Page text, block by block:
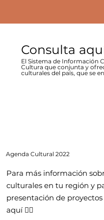
Consulta
El Sistema de Información
Cultura que conjunta y
culturales del país, que se
Agenda Cultural 2022
Para más información
culturales en tu región y
presentación de
aquí 👇🏻